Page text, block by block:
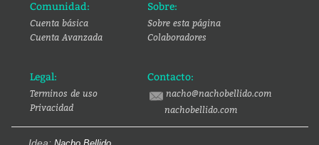
Comunidad:
Cuenta básica
Cuenta Avanzada
Sobre:
Sobre esta página
Colaboradores
Legal:
Terminos de uso
Privacidad
Contacto:
nacho@nachobellido.com
nachobellido.com
Idea: